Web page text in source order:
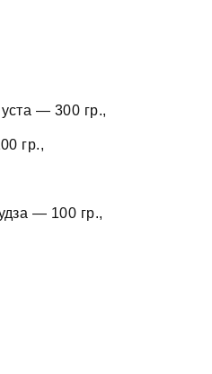
— 300 гр.,
гр.,
— 100 гр.,